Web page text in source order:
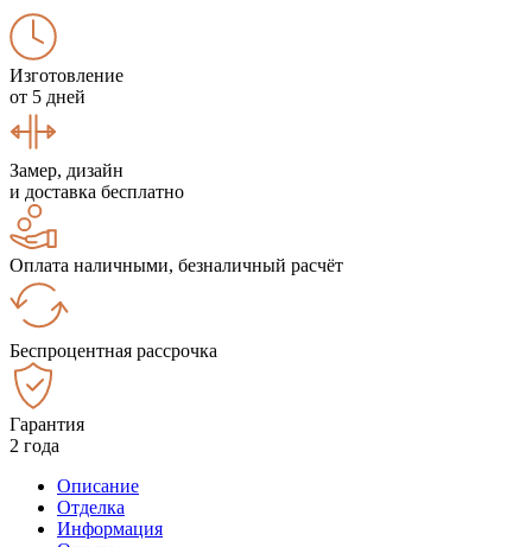
Изготовление
от 5 дней
Замер, дизайн
и доставка бесплатно
Оплата наличными, безналичный расчёт
Беспроцентная рассрочка
Гарантия
2 года
Описание
Отделка
Информация